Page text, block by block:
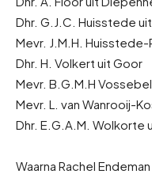
Dhr. G.J.C. Huisstede
Mevr. J.M.H.
Dhr. H. Volkert uit Goor
Mevr. B.G.M.H
Mevr. L. van Wanrooij-
Dhr. E.G.A.M. Wolkorte
Waarna Rachel